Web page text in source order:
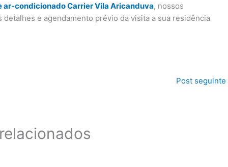
ar-condicionado Carrier Vila Aricanduva, nossos
e agendamento prévio da visita a sua residência
Post seguinte